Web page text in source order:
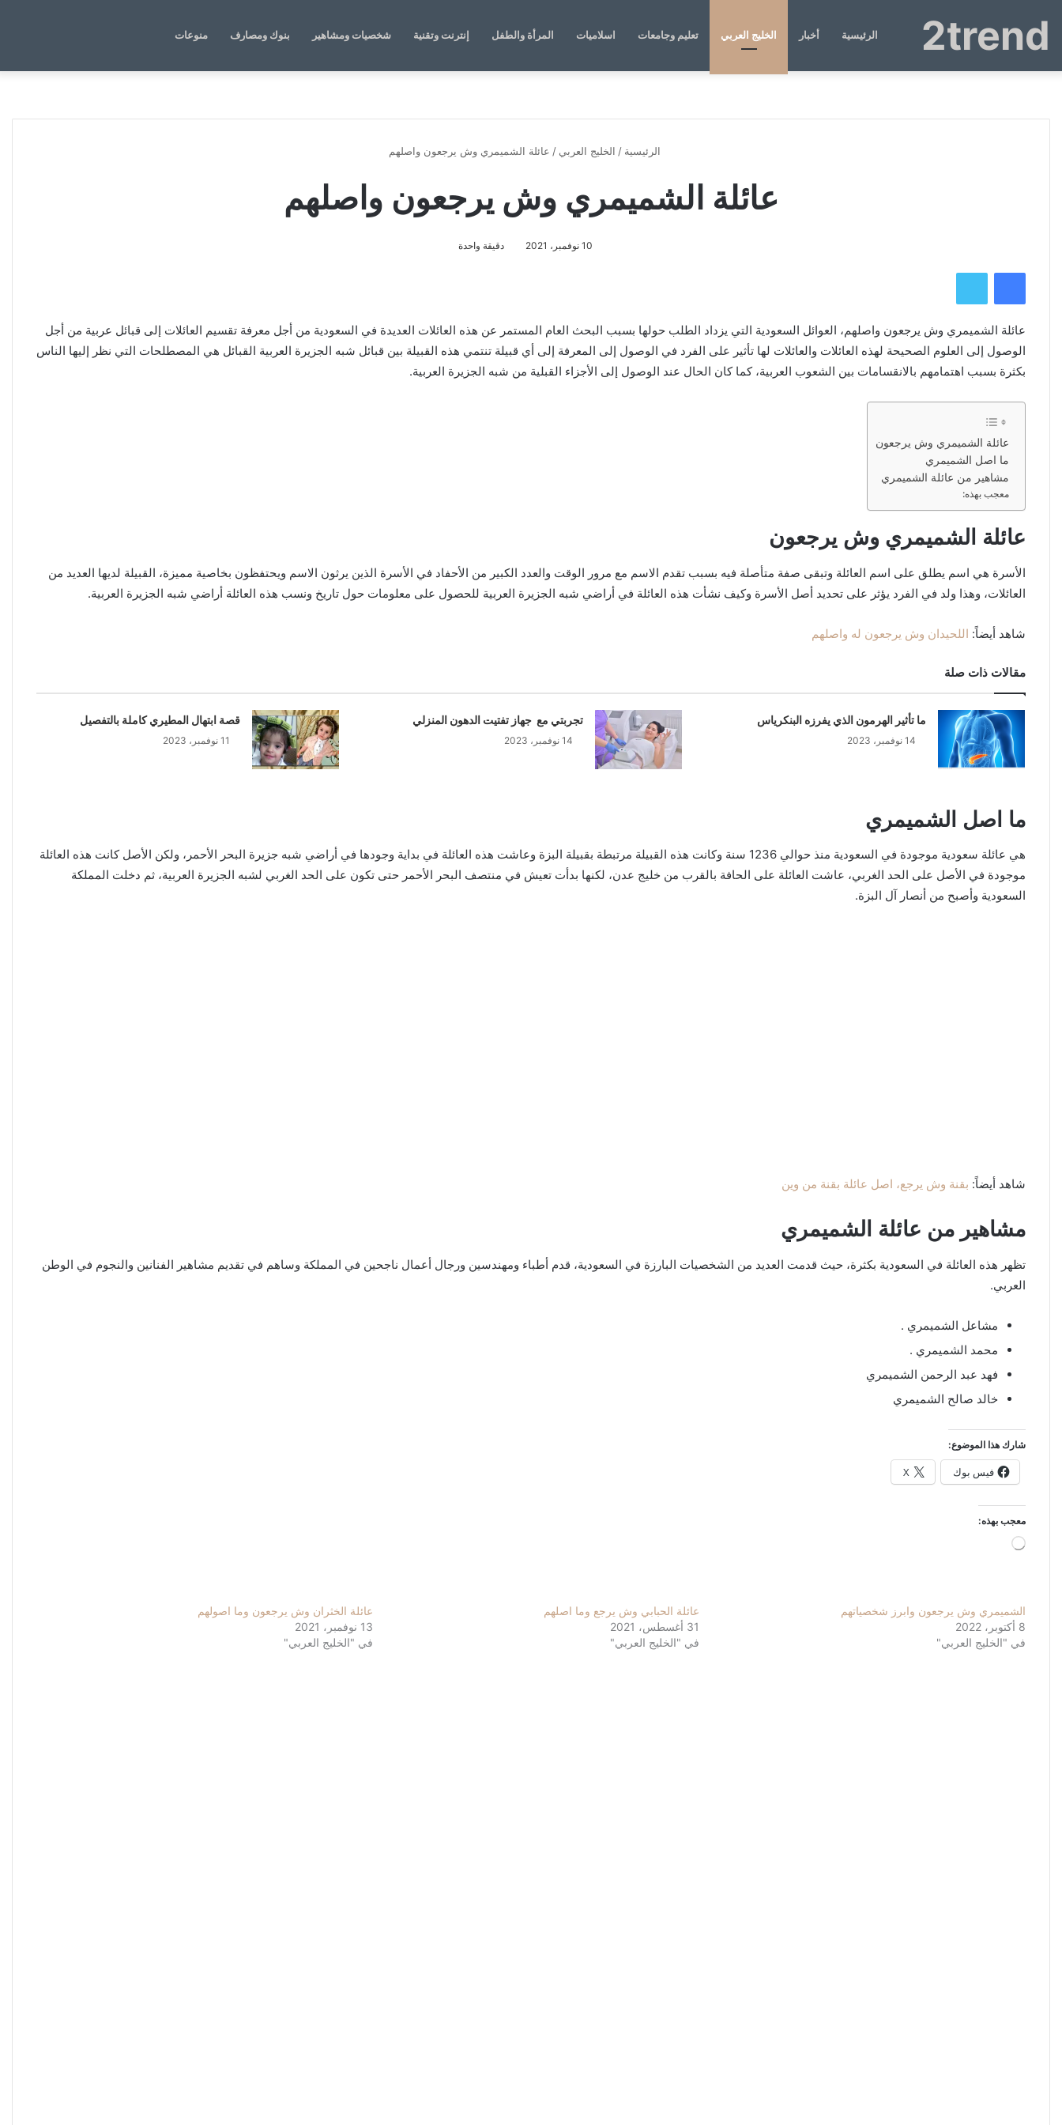
2trend الرئيسية أخبار الخليج العربي تعليم وجامعات اسلاميات المرأة والطفل إنترنت وتقنية شخصيات ومشاهير بنوك ومصارف منوعات
الرئيسية / الخليج العربي / عائلة الشميمري وش يرجعون واصلهم
عائلة الشميمري وش يرجعون واصلهم
10 نوفمبر، 2021 دقيقة واحدة
فيسبوك تويتر
عائلة الشميمري وش يرجعون واصلهم، العوائل السعودية التي يزداد الطلب حولها بسبب البحث العام المستمر عن هذه العائلات العديدة في السعودية من أجل معرفة تقسيم العائلات إلى قبائل عربية من أجل
الوصول إلى العلوم الصحيحة لهذه العائلات والعائلات لها تأثير على الفرد في الوصول إلى المعرفة إلى أي قبيلة تنتمي هذه القبيلة بين قبائل شبه الجزيرة العربية القبائل هي المصطلحات التي نظر إليها الناس
بكثرة بسبب اهتمامهم بالانقسامات بين الشعوب العربية، كما كان الحال عند الوصول إلى الأجزاء القبلية من شبه الجزيرة العربية.
عائلة الشميمري وش يرجعون
ما اصل الشميمري
مشاهير من عائلة الشميمري
معجب بهذه:
عائلة الشميمري وش يرجعون
الأسرة هي اسم يطلق على اسم العائلة وتبقى صفة متأصلة فيه بسبب تقدم الاسم مع مرور الوقت والعدد الكبير من الأحفاد في الأسرة الذين يرثون الاسم ويحتفظون بخاصية مميزة، القبيلة لديها العديد من
العائلات، وهذا ولد في الفرد يؤثر على تحديد أصل الأسرة وكيف نشأت هذه العائلة في أراضي شبه الجزيرة العربية للحصول على معلومات حول تاريخ ونسب هذه العائلة أراضي شبه الجزيرة العربية.
شاهد أيضاً: اللحيدان وش يرجعون له واصلهم
مقالات ذات صلة
ما تأثير الهرمون الذي يفرزه البنكرياس
14 نوفمبر، 2023
تجربتي مع جهاز تفتيت الدهون المنزلي
14 نوفمبر، 2023
قصة ابتهال المطيري كاملة بالتفصيل
11 نوفمبر، 2023
ما اصل الشميمري
هي عائلة سعودية موجودة في السعودية منذ حوالي 1236 سنة وكانت هذه القبيلة مرتبطة بقبيلة البزة وعاشت هذه العائلة في بداية وجودها في أراضي شبه جزيرة البحر الأحمر، ولكن الأصل كانت هذه العائلة
موجودة في الأصل على الحد الغربي، عاشت العائلة على الحافة بالقرب من خليج عدن، لكنها بدأت تعيش في منتصف البحر الأحمر حتى تكون على الحد الغربي لشبه الجزيرة العربية، ثم دخلت المملكة
السعودية وأصبح من أنصار آل البزة.
شاهد أيضاً: بقنة وش يرجع، اصل عائلة بقنة من وين
مشاهير من عائلة الشميمري
تظهر هذه العائلة في السعودية بكثرة، حيث قدمت العديد من الشخصيات البارزة في السعودية، قدم أطباء ومهندسين ورجال أعمال ناجحين في المملكة وساهم في تقديم مشاهير الفنانين والنجوم في الوطن
العربي.
مشاعل الشميمري .
محمد الشميمري .
فهد عبد الرحمن الشميمري
خالد صالح الشميمري
شارك هذا الموضوع:
فيس بوك X
معجب بهذه:
جاري
الشميمري وش يرجعون وابرز شخصياتهم
8 أكتوبر، 2022
في "الخليج العربي"
عائلة الحبابي وش يرجع وما اصلهم
31 أغسطس، 2021
في "الخليج العربي"
عائلة الخثران وش يرجعون وما اصولهم
13 نوفمبر، 2021
في "الخليج العربي"